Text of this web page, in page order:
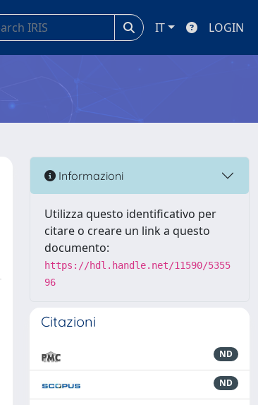
IT LOGIN
Informazioni
Utilizza questo identificativo per
citare o creare un link a questo
documento:
https://hdl.handle.net/11590/5355
96
Citazioni
ND
ND